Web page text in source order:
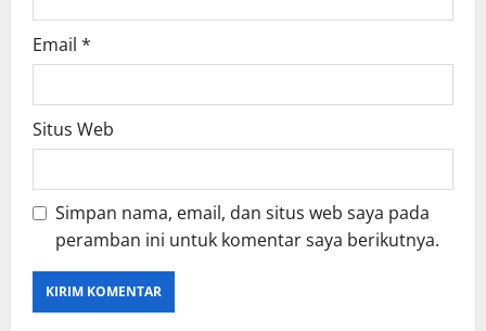
Email *
Situs Web
Simpan nama, email, dan situs web saya pada
peramban ini untuk komentar saya berikutnya.